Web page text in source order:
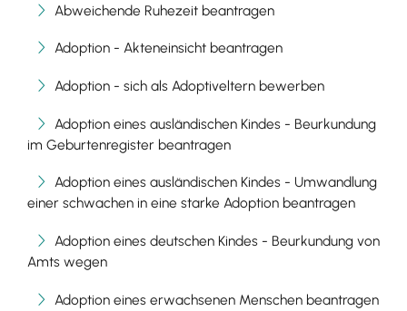
Abweichende Ruhezeit beantragen
Adoption - Akteneinsicht beantragen
Adoption - sich als Adoptiveltern bewerben
Adoption eines ausländischen Kindes - Beurkundung
im Geburtenregister beantragen
Adoption eines ausländischen Kindes - Umwandlung
einer schwachen in eine starke Adoption beantragen
Adoption eines deutschen Kindes - Beurkundung von
Amts wegen
Adoption eines erwachsenen Menschen beantragen